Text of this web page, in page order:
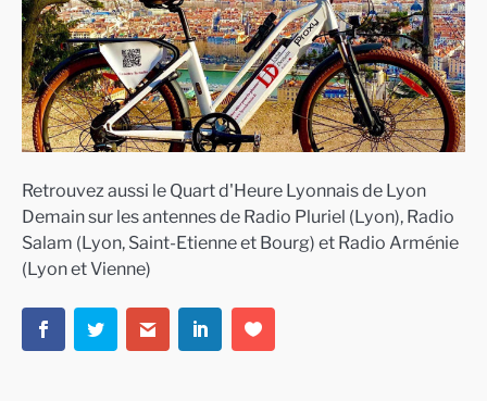
Retrouvez aussi le Quart d'Heure Lyonnais de Lyon
Demain sur les antennes de Radio Pluriel (Lyon), Radio
Salam (Lyon, Saint-Etienne et Bourg) et Radio Arménie
(Lyon et Vienne)